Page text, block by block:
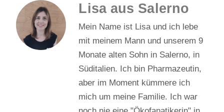
Lisa aus Salerno
Mein Name ist Lisa und ich lebe
mit meinem Mann und unserem 9
Monate alten Sohn in Salerno, in
Süditalien. Ich bin Pharmazeutin,
aber im Moment kümmere ich
mich um meine Familie. Ich war